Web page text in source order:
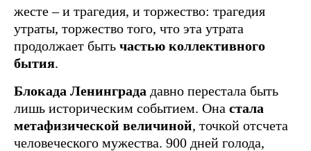
жесте – и трагедия, и торжество: трагедия
утраты, торжество того, что эта утрата
продолжает быть частью коллективного
бытия.
Блокада Ленинграда давно перестала быть
лишь историческим событием. Она стала
метафизической величиной, точкой отсчета
человеческого мужества. 900 дней голода,